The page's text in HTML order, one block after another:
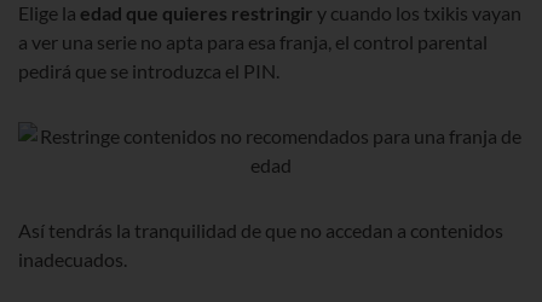
Elige la edad que quieres restringir y cuando los txikis vayan
a ver una serie no apta para esa franja, el control parental
pedirá que se introduzca el PIN.
Así tendrás la tranquilidad de que no accedan a contenidos
inadecuados.